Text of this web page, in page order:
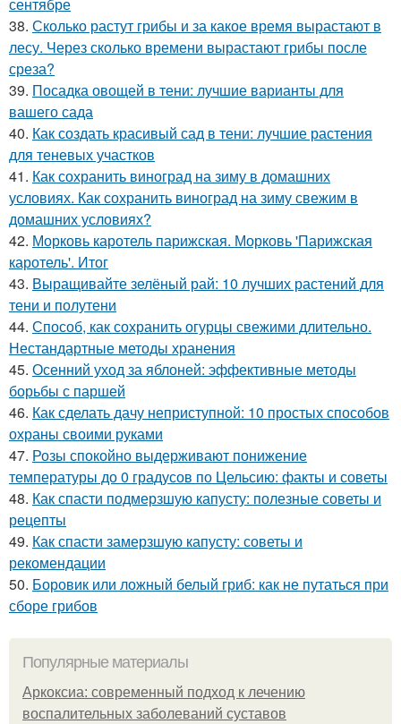
38. Сколько растут грибы и за какое время вырастают в
лесу. Через сколько времени вырастают грибы после
среза?
39. Посадка овощей в тени: лучшие варианты для
вашего сада
40. Как создать красивый сад в тени: лучшие растения
для теневых участков
41. Как сохранить виноград на зиму в домашних
условиях. Как сохранить виноград на зиму свежим в
домашних условиях?
42. Морковь каротель парижская. Морковь 'Парижская
каротель'. Итог
43. Выращивайте зелёный рай: 10 лучших растений для
тени и полутени
44. Способ, как сохранить огурцы свежими длительно.
Нестандартные методы хранения
45. Осенний уход за яблоней: эффективные методы
борьбы с паршей
46. Как сделать дачу неприступной: 10 простых способов
охраны своими руками
47. Розы спокойно выдерживают понижение
температуры до 0 градусов по Цельсию: факты и советы
48. Как спасти подмерзшую капусту: полезные советы и
рецепты
49. Как спасти замерзшую капусту: советы и
рекомендации
50. Боровик или ложный белый гриб: как не путаться при
сборе грибов
Популярные материалы
Аркоксиа: современный подход к лечению
воспалительных заболеваний суставов